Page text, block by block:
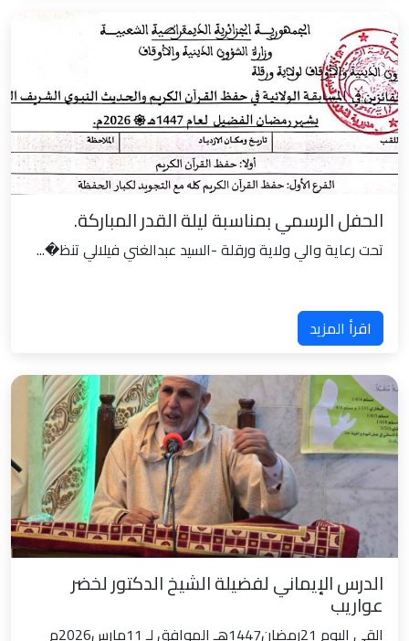
الحفل الرسمي بمناسبة ليلة القدر المباركة.
تحت رعاية والي ولاية ورقلة -السيد عبدالغني فيلالي تنظ�...
اقرأ المزيد
الدرس الإيماني لفضيلة الشيخ الدكتور لخضر
عواريب
القى اليوم 21رمضان1447هـ الموافق لـ 11مارس2026م